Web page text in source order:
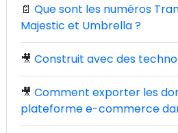
📄 Que sont les numéros
Majestic et Umbrella ?
🎥 Construit avec des
🎥 Comment exporter les
plateforme e-commerce